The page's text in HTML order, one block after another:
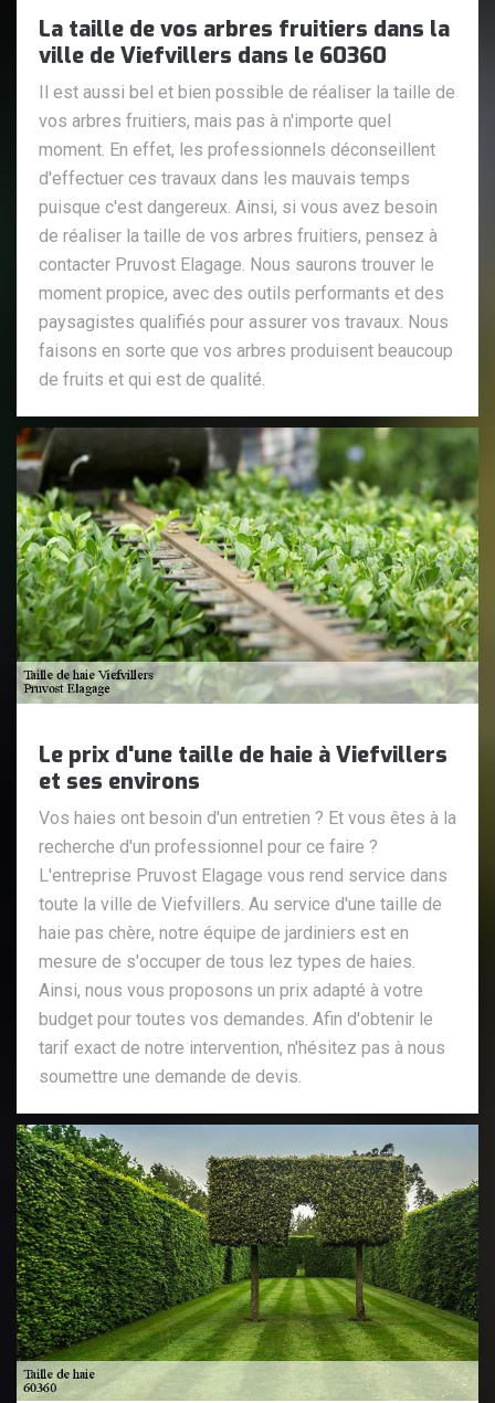
La taille de vos arbres fruitiers dans la
ville de Viefvillers dans le 60360
Il est aussi bel et bien possible de réaliser la taille de
vos arbres fruitiers, mais pas à n'importe quel
moment. En effet, les professionnels déconseillent
d'effectuer ces travaux dans les mauvais temps
puisque c'est dangereux. Ainsi, si vous avez besoin
de réaliser la taille de vos arbres fruitiers, pensez à
contacter Pruvost Elagage. Nous saurons trouver le
moment propice, avec des outils performants et des
paysagistes qualifiés pour assurer vos travaux. Nous
faisons en sorte que vos arbres produisent beaucoup
de fruits et qui est de qualité.
Le prix d'une taille de haie à Viefvillers
et ses environs
Vos haies ont besoin d'un entretien ? Et vous êtes à la
recherche d'un professionnel pour ce faire ?
L'entreprise Pruvost Elagage vous rend service dans
toute la ville de Viefvillers. Au service d'une taille de
haie pas chère, notre équipe de jardiniers est en
mesure de s'occuper de tous lez types de haies.
Ainsi, nous vous proposons un prix adapté à votre
budget pour toutes vos demandes. Afin d'obtenir le
tarif exact de notre intervention, n'hésitez pas à nous
soumettre une demande de devis.